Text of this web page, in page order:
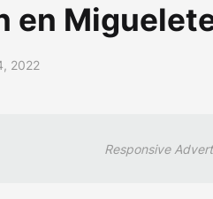
en
2022
Responsive